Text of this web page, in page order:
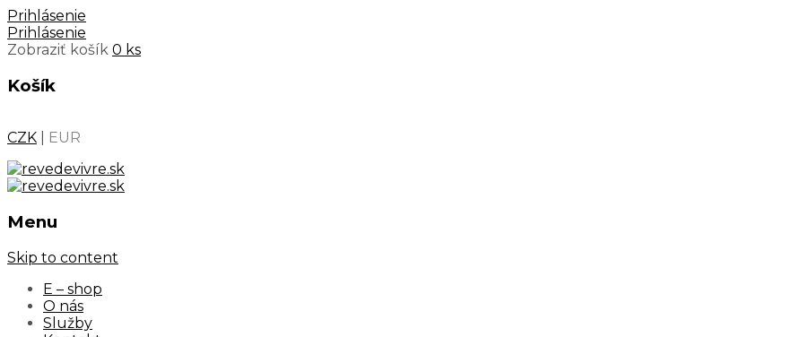
Prihlásenie
Prihlásenie
Zobraziť košík 0 ks
Košík
CZK EUR
Menu
Skip to content
E – shop
O nás
Služby